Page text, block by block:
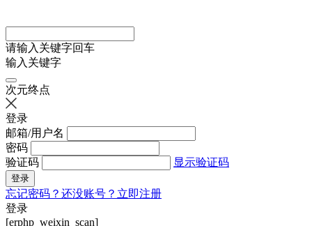
请输入关键字回车
输入关键字
次元终点
登录
邮箱/用户名
密码
验证码
显示验证码
登录
忘记密码？ 还没账号？立即注册
登录
[erphp_weixin_scan]